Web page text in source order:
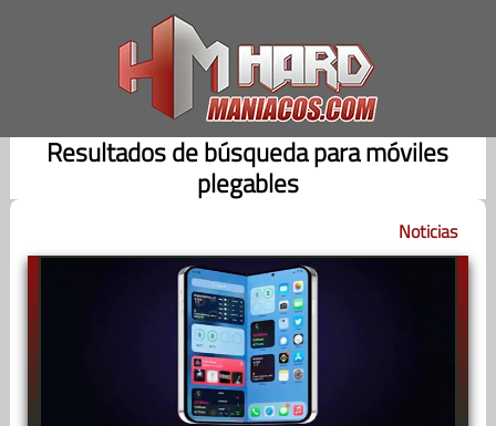
Resultados de búsqueda para móviles
plegables
Noticias